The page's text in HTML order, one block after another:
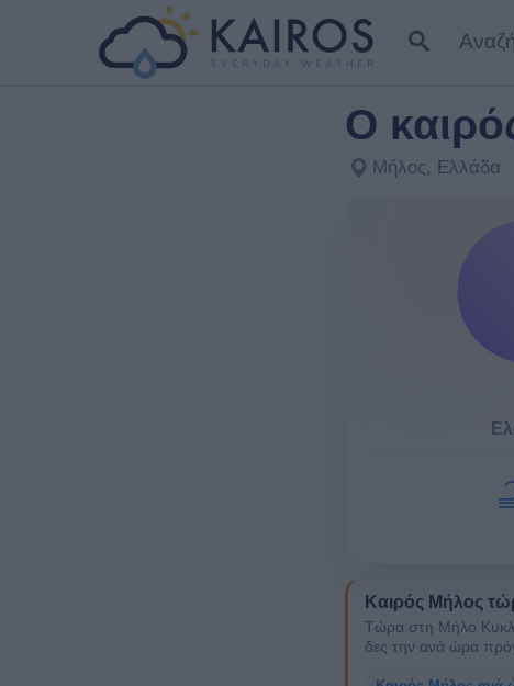
Ο
Μήλος, Ελλάδα
Καιρός Μήλος
Τώρα στη Μήλο
δες την ανά ώρα